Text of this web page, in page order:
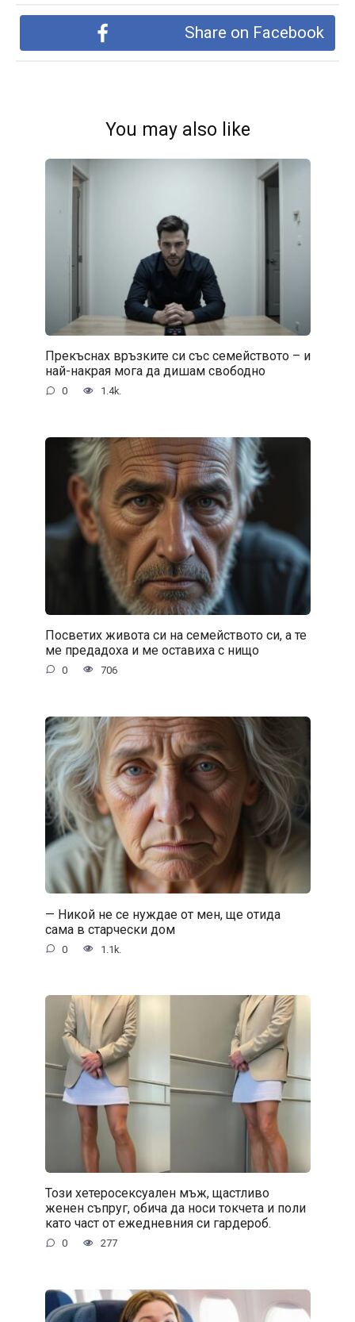
Share on Facebook
You may also like
Прекъснах връзките си със семейството – и
най-накрая мога да дишам свободно
0 1.4k.
Посветих живота си на семейството си, а те
ме предадоха и ме оставиха с нищо
0 706
— Никой не се нуждае от мен, ще отида
сама в старчески дом
0 1.1k.
Този хетеросексуален мъж, щастливо
женен съпруг, обича да носи токчета и поли
като част от ежедневния си гардероб.
0 277